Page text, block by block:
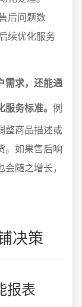
后问题数
续优化服务
需求，还能通
务标准。 例
整商品描述或
。如果售后响
随之增长，
决策
报表